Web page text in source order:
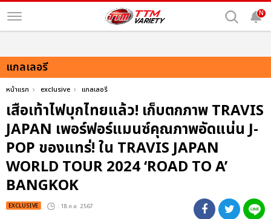
N
แกลเลอรี
หน้าแรก exclusive แกลเลอรี
เสือเท้าไฟบุกไทยแล้ว! เก็บตกภาพ TRAVIS
JAPAN เพอร์ฟอร์แมนซ์คุณภาพอัดแน่น J-
POP ของแทร่! ใน TRAVIS JAPAN
WORLD TOUR 2024 ‘ROAD TO A’
BANGKOK
EXCLUSIVE : 18 ก.ย. 2567